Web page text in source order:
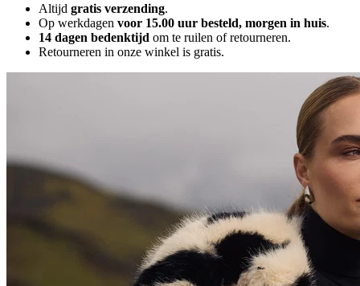
Altijd gratis verzending.
Op werkdagen voor 15.00 uur besteld, morgen in huis.
14 dagen bedenktijd om te ruilen of retourneren.
Retourneren in onze winkel is gratis.